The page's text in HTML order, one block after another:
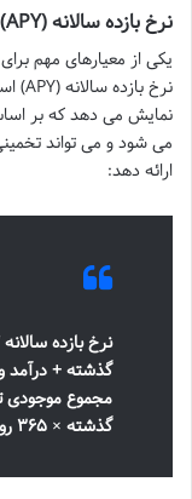
نرخ بازده سالانه (APY) ۷ روزه: نگاهی به پتانسیل بلندمدت
یکی از معیارهای مهم
نمایش می دهد که بر
می شود و می تواند
ارائه دهد:
گذشته × ۳۶۵ روز